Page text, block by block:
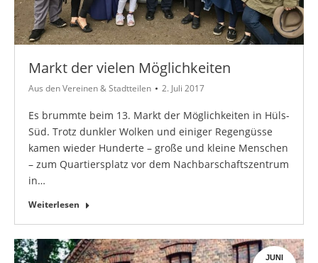
Markt der vielen Möglichkeiten
Aus den Vereinen & Stadtteilen 2. Juli 2017
Es brummte beim 13. Markt der Möglichkeiten in Hüls-
Süd. Trotz dunkler Wolken und einiger Regengüsse
kamen wieder Hunderte – große und kleine Menschen
– zum Quartiersplatz vor dem Nachbarschaftszentrum
in…
Weiterlesen
JUNI